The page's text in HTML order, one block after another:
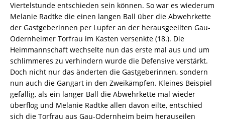
Viertelstunde entschieden sein können. So war es wiederum
Melanie Radtke die einen langen Ball über die Abwehrkette
der Gastgeberinnen per Lupfer an der herausgeeilten Gau-
Odernheimer Torfrau im Kasten versenkte (18.). Die
Heimmannschaft wechselte nun das erste mal aus und um
schlimmeres zu verhindern wurde die Defensive verstärkt.
Doch nicht nur das änderten die Gastgeberinnen, sondern
nun auch die Gangart in den Zweikämpfen. Kleines Beispiel
gefällig, als ein langer Ball die Abwehrkette mal wieder
überflog und Melanie Radtke allen davon eilte, entschied
sich die Torfrau aus Gau-Odernheim beim herauseilen